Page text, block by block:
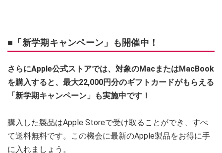
■「新学期キャンペーン」も開催中！
さらにApple公式ストアでは、対象のMacまたはMacBook
を購入すると、最大22,000円分のギフトカードがもらえる
「新学期キャンペーン」も実施中です！
購入した製品はApple Storeで受け取ることができ、すべ
て送料無料です。この機会に最新のApple製品をお得に手
に入れましょう。